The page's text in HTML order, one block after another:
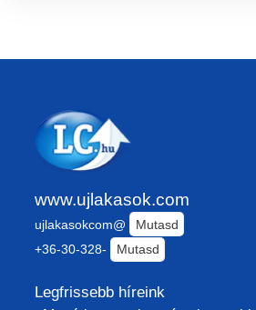
www.ujlakasok.com
ujlakasokcom@
Mutasd
+36-30-328-
Mutasd
Legfrissebb híreink